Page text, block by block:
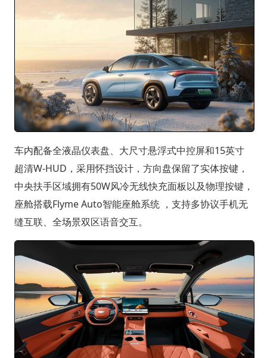
车内配备全液晶仪表盘、大尺寸悬浮式中控屏和15英寸
超清W-HUD，采用怀挡设计，方向盘保留了实体按键，
中央扶手区域拥有50W风冷无线快充面板以及物理按键，
座舱搭载Flyme Auto智能座舱系统 ，支持多协议手机无
缝互联、全场景双区语音交互。